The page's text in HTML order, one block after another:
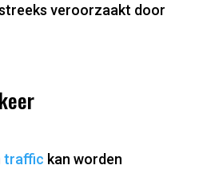
veroorzaakt door
traffic kan worden